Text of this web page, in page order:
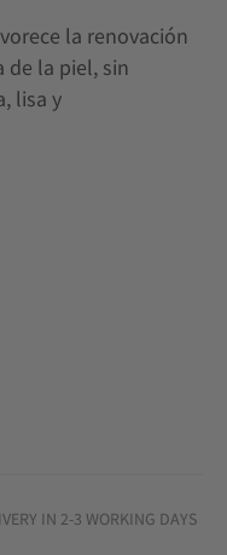
la renovación
de la piel, sin
lisa y
IN 2-3 WORKING DAYS